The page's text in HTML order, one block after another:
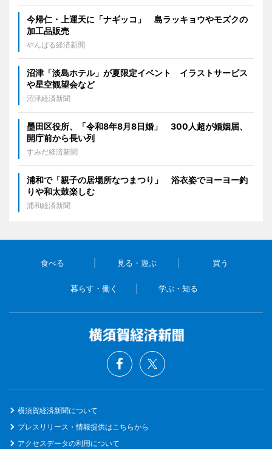
今帰仁・上運天に「ナギッコ」 島ラッキョウやモズクの
加工品販売
やんばる経済新聞
沼津「淡島ホテル」が夏限定イベント イラストサービス
や星空観望会など
沼津経済新聞
墨田区役所、「令和8年8月8日婚」 300人超が婚姻届、
開庁前から長い列
すみだ経済新聞
浦和で「親子の居場所なつまつり」 浴衣姿でヨーヨー釣
りや和太鼓楽しむ
浦和経済新聞
食べる 見る・遊ぶ 買う
暮らす・働く 学ぶ・知る
横須賀経済新聞について
プレスリリース・情報提供はこちらから
アクセスデータの利用について